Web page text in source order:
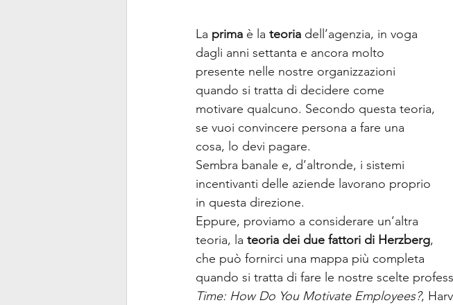
La prima è la teoria dell’agenzia, in voga
dagli anni settanta e ancora molto
presente nelle nostre organizzazioni
quando si tratta di decidere come
motivare qualcuno. Secondo questa teoria,
se vuoi convincere persona a fare una
cosa, lo devi pagare.
Sembra banale e, d’altronde, i sistemi
incentivanti delle aziende lavorano proprio
in questa direzione.
Eppure, proviamo a considerare un’altra
teoria, la teoria dei due fattori di Herzberg,
che può fornirci una mappa più completa
quando si tratta di fare le nostre scelte
Time: How Do You Motivate Employees?,